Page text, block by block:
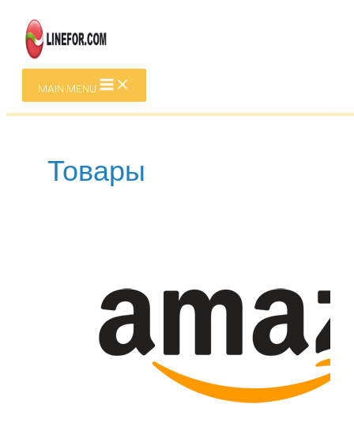
MAIN MENU
Товары